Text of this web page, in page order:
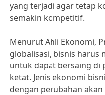
yang terjadi agar tetap
semakin kompetitif.
Menurut Ahli Ekonomi,
globalisasi, bisnis harus
untuk dapat bersaing di
ketat. Jenis ekonomi
dengan perubahan